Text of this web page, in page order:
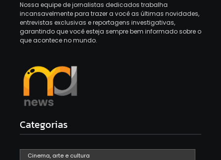
Nossa equipe de jornalistas dedicados trabalha
incansavelmente para trazer a você as últimas novidades,
entrevistas exclusivas e reportagens investigativas,
garantindo que você esteja sempre bem informado sobre o
que acontece no mundo.
Categorias
Cinema, arte e cultura